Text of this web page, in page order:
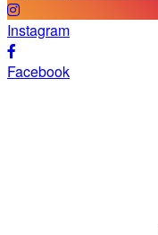
Instagram
Facebook